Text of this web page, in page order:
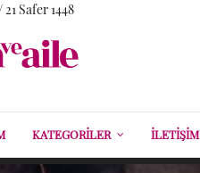
Safer 1448
KATEGORILER İLETIŞIM